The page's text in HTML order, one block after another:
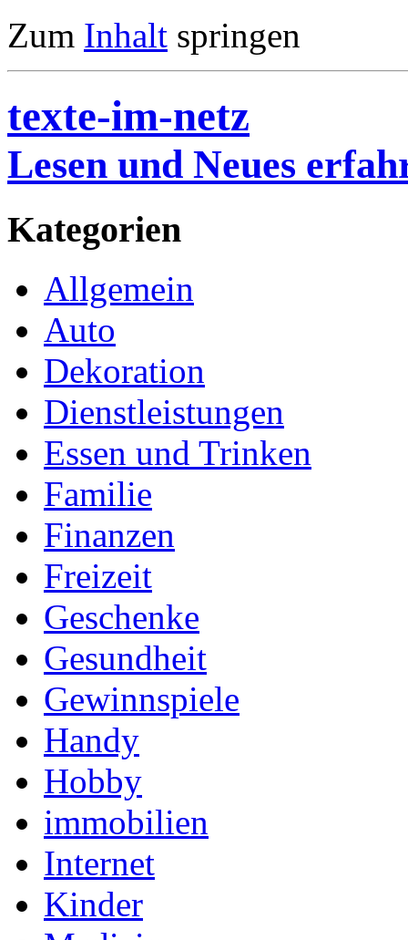
Zum Inhalt springen
texte-im-netz
Lesen und Neues
Kategorien
Allgemein
Auto
Dekoration
Dienstleistungen
Essen und Trinken
Familie
Finanzen
Freizeit
Geschenke
Gesundheit
Gewinnspiele
Handy
Hobby
immobilien
Internet
Kinder